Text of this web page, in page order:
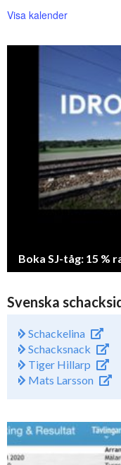
Visa kalender
Boka SJ-tåg: 15 %
Svenska
Schackelina
Schacksnack
Tiger Hillarp
Mats Larsson